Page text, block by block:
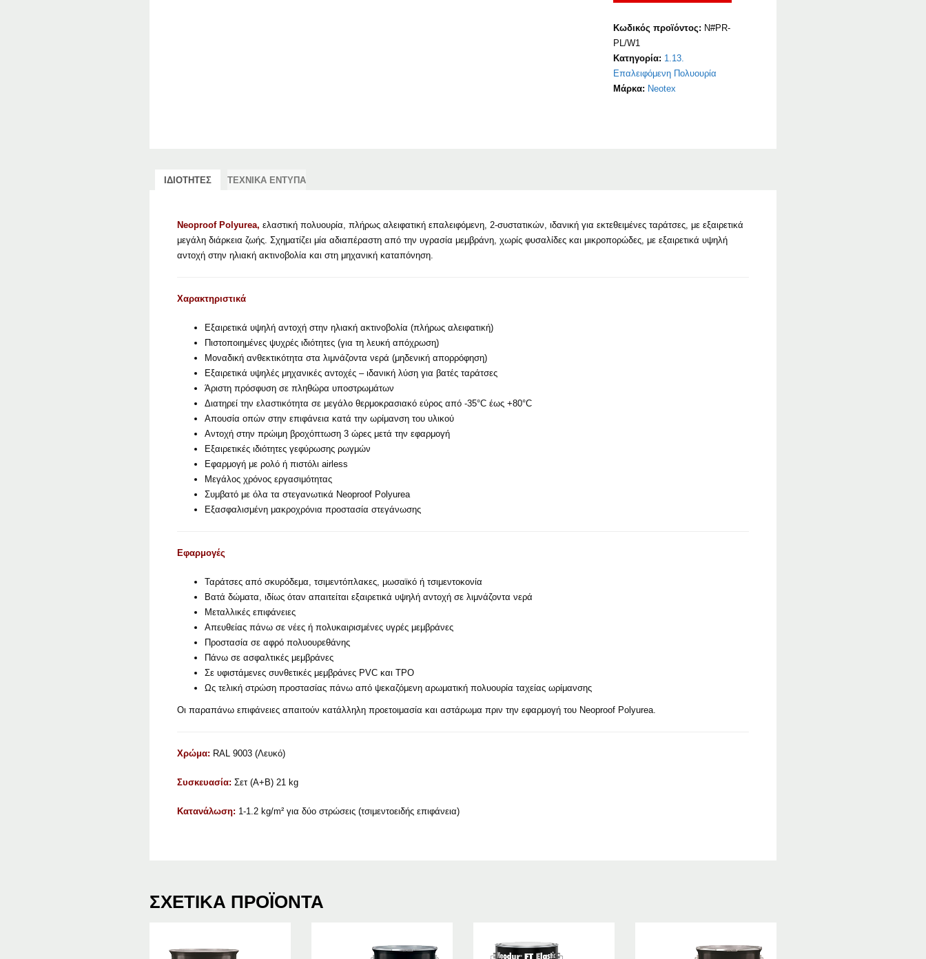
Κωδικός προϊόντος: N#PR-
PL/W1
Κατηγορία: 1.13.
Επαλειφόμενη Πολυουρία
Μάρκα: Neotex
ΙΔΙΟΤΗΤΕΣ ΤΕΧΝΙΚΑ ΕΝΤΥΠΑ
Neoproof Polyurea, ελαστική πολυουρία, πλήρως αλειφατική επαλειφόμενη, 2-συστατικών, ιδανική για εκτεθειμένες ταράτσες, με εξαιρετικά
μεγάλη διάρκεια ζωής. Σχηματίζει μία αδιαπέραστη από την υγρασία μεμβράνη, χωρίς φυσαλίδες και μικροπορώδες, με εξαιρετικά υψηλή
αντοχή στην ηλιακή ακτινοβολία και στη μηχανική καταπόνηση.
Χαρακτηριστικά
Εξαιρετικά υψηλή αντοχή στην ηλιακή ακτινοβολία (πλήρως αλειφατική)
Πιστοποιημένες ψυχρές ιδιότητες (για τη λευκή απόχρωση)
Μοναδική ανθεκτικότητα στα λιμνάζοντα νερά (μηδενική απορρόφηση)
Εξαιρετικά υψηλές μηχανικές αντοχές – ιδανική λύση για βατές ταράτσες
Άριστη πρόσφυση σε πληθώρα υποστρωμάτων
Διατηρεί την ελαστικότητα σε μεγάλο θερμοκρασιακό εύρος από -35°C έως +80°C
Απουσία οπών στην επιφάνεια κατά την ωρίμανση του υλικού
Αντοχή στην πρώιμη βροχόπτωση 3 ώρες μετά την εφαρμογή
Εξαιρετικές ιδιότητες γεφύρωσης ρωγμών
Εφαρμογή με ρολό ή πιστόλι airless
Μεγάλος χρόνος εργασιμότητας
Συμβατό με όλα τα στεγανωτικά Neoproof Polyurea
Εξασφαλισμένη μακροχρόνια προστασία στεγάνωσης
Εφαρμογές
Ταράτσες από σκυρόδεμα, τσιμεντόπλακες, μωσαϊκό ή τσιμεντοκονία
Βατά δώματα, ιδίως όταν απαιτείται εξαιρετικά υψηλή αντοχή σε λιμνάζοντα νερά
Μεταλλικές επιφάνειες
Απευθείας πάνω σε νέες ή πολυκαιρισμένες υγρές μεμβράνες
Προστασία σε αφρό πολυουρεθάνης
Πάνω σε ασφαλτικές μεμβράνες
Σε υφιστάμενες συνθετικές μεμβράνες PVC και TPO
Ως τελική στρώση προστασίας πάνω από ψεκαζόμενη αρωματική πολυουρία ταχείας ωρίμανσης
Οι παραπάνω επιφάνειες απαιτούν κατάλληλη προετοιμασία και αστάρωμα πριν την εφαρμογή του Neoproof Polyurea.
Χρώμα: RAL 9003 (Λευκό)
Συσκευασία: Σετ (Α+Β) 21 kg
Κατανάλωση: 1-1.2 kg/m² για δύο στρώσεις (τσιμεντοειδής επιφάνεια)
ΣΧΕΤΙΚΆ ΠΡΟΪΌΝΤΑ